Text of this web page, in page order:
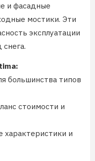
и фасадные
мостики. Эти
эксплуатации
большинства типов
стоимости и
характеристики и